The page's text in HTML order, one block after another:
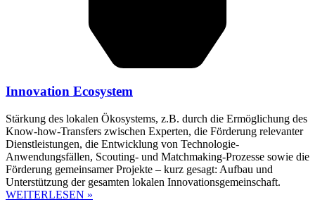
Innovation Ecosystem
Stärkung des lokalen Ökosystems, z.B. durch die Ermöglichung des
Know-how-Transfers zwischen Experten, die Förderung relevanter
Dienstleistungen, die Entwicklung von Technologie-
Anwendungsfällen, Scouting- und Matchmaking-Prozesse sowie die
Förderung gemeinsamer Projekte – kurz gesagt: Aufbau und
Unterstützung der gesamten lokalen Innovationsgemeinschaft.
WEITERLESEN »